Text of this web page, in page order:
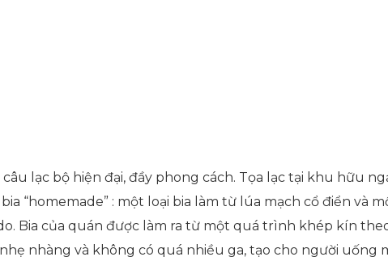
lạc bộ hiện đại, đầy phong cách. Tọa lạc tại khu hữu
“homemade” : một loại bia làm từ lúa mạch cổ điển và
Bia của quán được làm ra từ một quá trình khép kín
nhàng và không có quá nhiều ga, tạo cho người uống